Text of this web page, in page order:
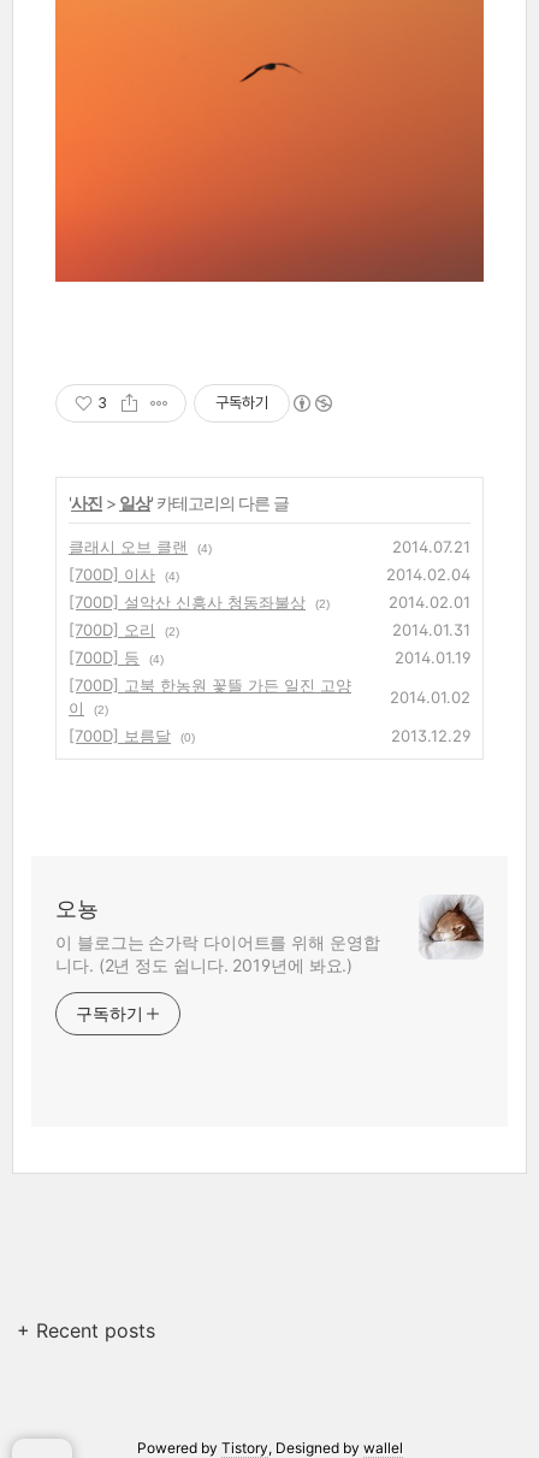
3 구독하기
'사진 > 일상' 카테고리의 다른 글
클래시 오브 클랜 (4)
2014.07.21
[700D] 이사
(4)
2014.02.04
[700D] 설악산 신흥사 청동좌불상
(2)
2014.02.01
[700D] 오리
(2)
2014.01.31
[700D] 등
(4)
2014.01.19
[700D] 고북 한농원 꽃뜰 가든 일진 고양
이
(2)
2014.01.02
[700D] 보름달
(0) 2013.12.29
오뇽
이 블로그는 손가락 다이어트를 위해 운영합
니다. (2년 정도 쉽니다. 2019년에 봐요.)
구독하기
+ Recent posts
Powered by Tistory, Designed by wallel